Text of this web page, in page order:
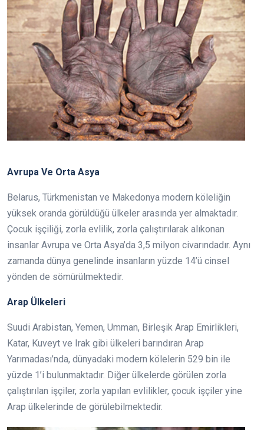
Avrupa Ve Orta Asya
Belarus, Türkmenistan ve Makedonya modern köleliğin
yüksek oranda görüldüğü ülkeler arasında yer almaktadır.
Çocuk işçiliği, zorla evlilik, zorla çalıştırılarak alıkonan
insanlar Avrupa ve Orta Asya’da 3,5 milyon civarındadır. Aynı
zamanda dünya genelinde insanların yüzde 14’ü cinsel
yönden de sömürülmektedir.
Arap Ülkeleri
Suudi Arabistan, Yemen, Umman, Birleşik Arap Emirlikleri,
Katar, Kuveyt ve Irak gibi ülkeleri barındıran Arap
Yarımadası’nda, dünyadaki modern kölelerin 529 bin ile
yüzde 1’i bulunmaktadır. Diğer ülkelerde görülen zorla
çalıştırılan işçiler, zorla yapılan evlilikler, çocuk işçiler yine
Arap ülkelerinde de görülebilmektedir.